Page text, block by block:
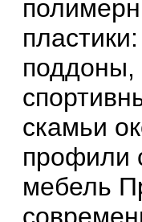
поддоны,
скамьи
профили
мебель